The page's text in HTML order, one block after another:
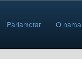
Parlametar O nama